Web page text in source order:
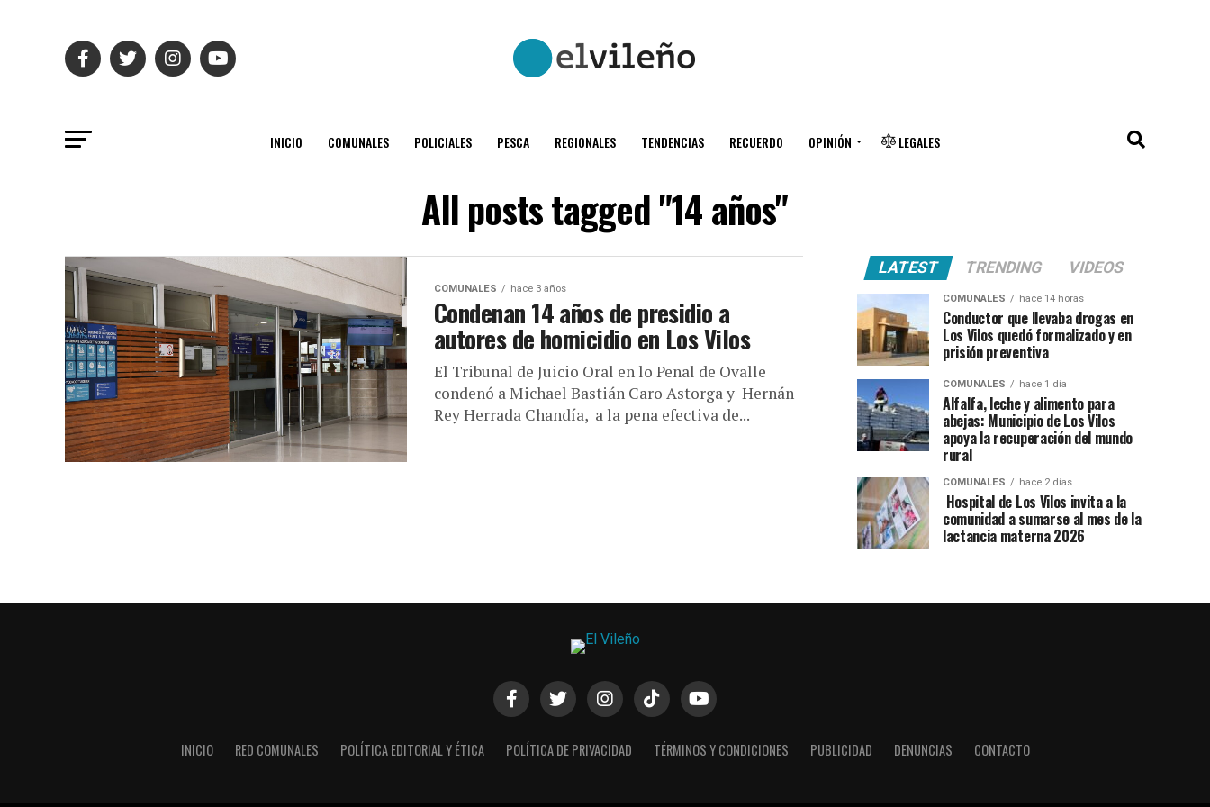
INICIO COMUNALES POLICIALES PESCA REGIONALES TENDENCIAS RECUERDO OPINIÓN LEGALES
All posts tagged "14 años"
COMUNALES hace 3 años
Condenan 14 años de presidio a
autores de homicidio en Los Vilos
El Tribunal de Juicio Oral en lo Penal de Ovalle
condenó a Michael Bastián Caro Astorga y Hernán
Rey Herrada Chandía, a la pena efectiva de...
LATEST TRENDING VIDEOS
COMUNALES hace 14 horas
Conductor que llevaba drogas en
Los Vilos quedó formalizado y en
prisión preventiva
COMUNALES hace 1 día
Alfalfa, leche y alimento para
abejas: Municipio de Los Vilos
apoya la recuperación del mundo
rural
COMUNALES hace 2 días
Hospital de Los Vilos invita a la
comunidad a sumarse al mes de la
lactancia materna 2026
INICIO RED COMUNALES POLÍTICA EDITORIAL Y ÉTICA POLÍTICA DE PRIVACIDAD TÉRMINOS Y CONDICIONES PUBLICIDAD DENUNCIAS CONTACTO